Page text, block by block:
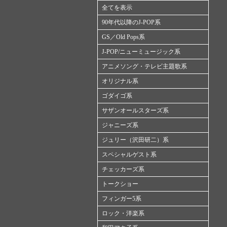
全てを表示
90年代以降のJ-POP系
GS／Old Pops系
J-POP/ニューミュージック系
アニメソング・テレビ主題歌系
オリジナル系
ゴダイゴ系
サザンオールスターズ系
ジャニーズ系
ジュリー（沢田研二）系
スペシャルゲスト系
チェッカーズ系
トークショー
フィンガー5系
ロック・洋楽系